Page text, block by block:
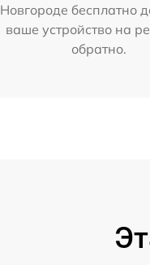
Новгороде бесплатно
ваше устройство на
обратно.